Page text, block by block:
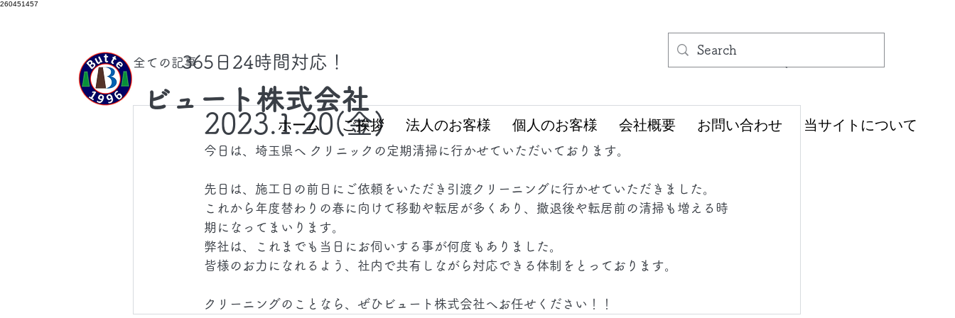
260451457
ビュート株式会社
​365日24時間対応！
ホーム ご挨拶 法人のお客様 個人のお客様 会社概要 お問い合わせ 当サイトについて
全ての記事
2023.1.20(金)
今日は、埼玉県へ クリニックの定期清掃に行かせていただいております。
先日は、施工日の前日にご依頼をいただき引渡クリーニングに行かせていただきました。
これから年度替わりの春に向けて移動や転居が多くあり、撤退後や転居前の清掃も増える時
期になってまいります。
弊社は、これまでも当日にお伺いする事が何度もありました。
皆様のお力になれるよう、社内で共有しながら対応できる体制をとっております。
クリーニングのことなら、ぜひビュート株式会社へお任せください！！